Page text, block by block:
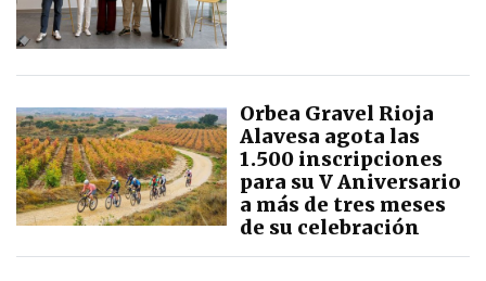
Orbea Gravel Rioja
Alavesa agota las
1.500 inscripciones
para su V Aniversario
a más de tres meses
de su celebración